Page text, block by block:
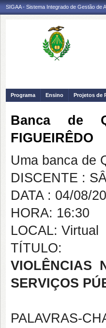
SIGAA - Sistema Integrado de Gestão de
Programa Ensino Projetos de
Banca de
FIGUEIRÊDO
Uma banca de
DISCENTE :
DATA : 04/08/
HORA: 16:30
LOCAL: Virtual
TÍTULO:
VIOLÊNCIAS
SERVIÇOS
PALAVRAS-